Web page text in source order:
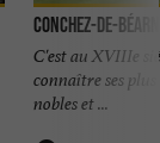
Conchez-de-Béarn
C'est au XVIIIe
connaître ses
nobles et ...